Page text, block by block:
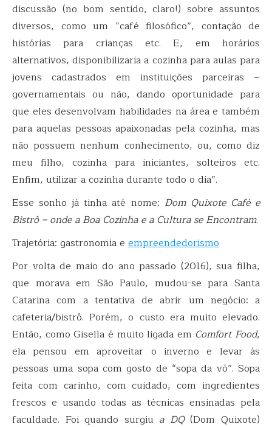
discussão (no bom sentido, claro!) sobre assuntos
diversos, como um “café filosófico”, contação de
histórias para crianças etc. E, em horários
alternativos, disponibilizaria a cozinha para aulas para
jovens cadastrados em instituições parceiras –
governamentais ou não, dando oportunidade para
que eles desenvolvam habilidades na área e também
para aquelas pessoas apaixonadas pela cozinha, mas
não possuem nenhum conhecimento, ou, como diz
meu filho, cozinha para iniciantes, solteiros etc.
Enfim, utilizar a cozinha durante todo o dia”.
Esse sonho já tinha até nome: Dom Quixote Café e
Bistrô – onde a Boa Cozinha e a Cultura se Encontram.
Trajetória: gastronomia e empreendedorismo
Por volta de maio do ano passado (2016), sua filha,
que morava em São Paulo, mudou-se para Santa
Catarina com a tentativa de abrir um negócio: a
cafeteria/bistrô. Porém, o custo era muito elevado.
Então, como Gisella é muito ligada em Comfort Food,
ela pensou em aproveitar o inverno e levar às
pessoas uma sopa com gosto de “sopa da vó”. Sopa
feita com carinho, com cuidado, com ingredientes
frescos e usando todas as técnicas ensinadas pela
faculdade. Foi quando surgiu a DQ(Dom Quixote)